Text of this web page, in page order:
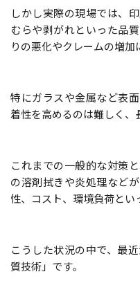
しかし実際の現場では、
むらや剥がれといった品
りの悪化やクレームの増加
特にガラスや金属など表
着性を高めるのは難しく、
これまでの一般的な対策
の溶剤拭きや炎処理など
性、コスト、環境負荷とい
こうした状況の中で、最
質技術」です。